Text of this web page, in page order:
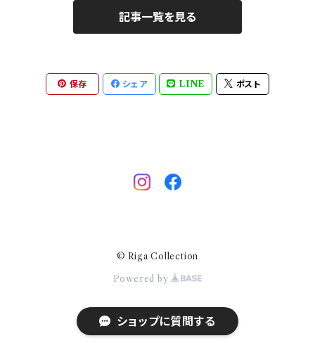
記事一覧を見る
保存 シェア LINE ポスト
© Riga Collection
Powered by
ショップに質問する